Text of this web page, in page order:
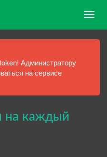
Администратору
на сервисе
на каждый